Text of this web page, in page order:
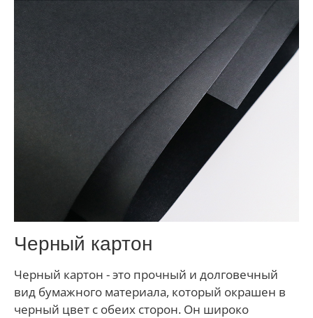
Черный картон
Черный картон - это прочный и долговечный
вид бумажного материала, который окрашен в
черный цвет с обеих сторон. Он широко